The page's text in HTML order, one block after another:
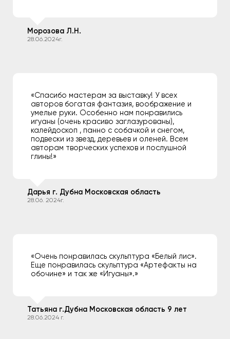
Морозова Л.Н.
28.06.2024г.
«Спасибо мастерам за выставку! У всех
авторов богатая фантазия, воображение и
умелые руки. Особенно нам понравились
игуаны (очень красиво заглазурованы),
калейдоскоп , панно с собачкой и снегом,
подвески из звезд, деревьев и оленей. Всем
авторам творческих успехов и послушной
глины!»
Дарья г. Дубна Московская область
28.06. 2024г.
«Очень понравилась скульптура «Белый лис».
Еще понравилась скульптура «Артефакты на
обочине» и так же «Игуаны».»
Татьяна г.Дубна Московская область 9 лет
28.06.2024 г.